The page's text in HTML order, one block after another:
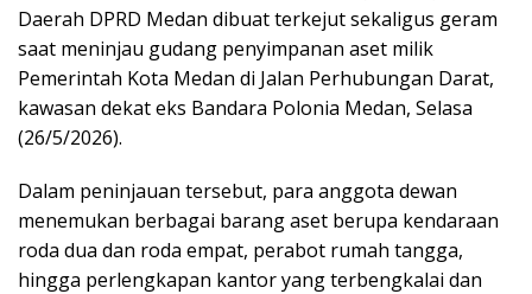
Daerah DPRD Medan dibuat terkejut sekaligus geram
saat meninjau gudang penyimpanan aset milik
Pemerintah Kota Medan di Jalan Perhubungan Darat,
kawasan dekat eks Bandara Polonia Medan, Selasa
(26/5/2026).
Dalam peninjauan tersebut, para anggota dewan
menemukan berbagai barang aset berupa kendaraan
roda dua dan roda empat, perabot rumah tangga,
hingga perlengkapan kantor yang terbengkalai dan